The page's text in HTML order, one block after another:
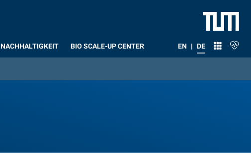
NACHHALTIGKEIT BIO SCALE-UP CENTER EN | DE